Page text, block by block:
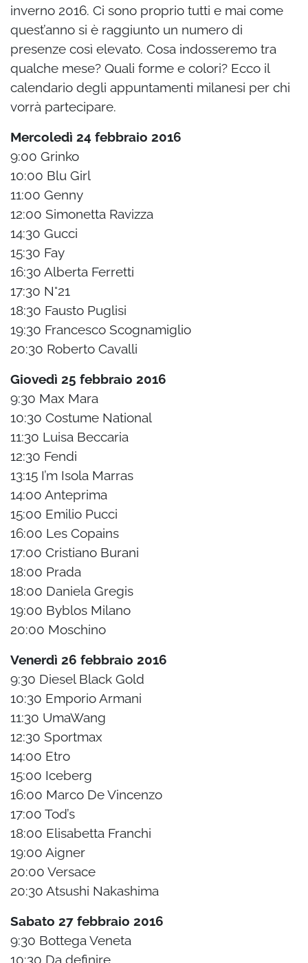
inverno 2016. Ci sono proprio tutti e mai come
quest’anno si è raggiunto un numero di
presenze così elevato. Cosa indosseremo tra
qualche mese? Quali forme e colori? Ecco il
calendario degli appuntamenti milanesi per chi
vorrà partecipare.
Mercoledì 24 febbraio 2016
9:00 Grinko
10:00 Blu Girl
11:00 Genny
12:00 Simonetta Ravizza
14:30 Gucci
15:30 Fay
16:30 Alberta Ferretti
17:30 N°21
18:30 Fausto Puglisi
19:30 Francesco Scognamiglio
20:30 Roberto Cavalli
Giovedì 25 febbraio 2016
9:30 Max Mara
10:30 Costume National
11:30 Luisa Beccaria
12:30 Fendi
13:15 I’m Isola Marras
14:00 Anteprima
15:00 Emilio Pucci
16:00 Les Copains
17:00 Cristiano Burani
18:00 Prada
18:00 Daniela Gregis
19:00 Byblos Milano
20:00 Moschino
Venerdì 26 febbraio 2016
9:30 Diesel Black Gold
10:30 Emporio Armani
11:30 UmaWang
12:30 Sportmax
14:00 Etro
15:00 Iceberg
16:00 Marco De Vincenzo
17:00 Tod’s
18:00 Elisabetta Franchi
19:00 Aigner
20:00 Versace
20:30 Atsushi Nakashima
Sabato 27 febbraio 2016
9:30 Bottega Veneta
10:30 Da definire